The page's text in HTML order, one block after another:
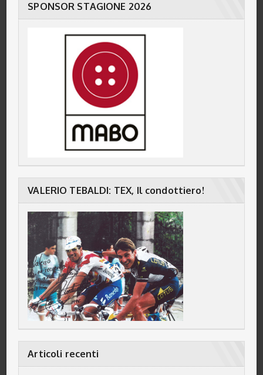
SPONSOR STAGIONE 2026
VALERIO TEBALDI: TEX, Il condottiero!
Articoli recenti